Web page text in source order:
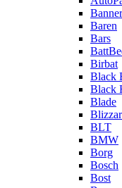
Banner
Baren
Bars
Birbat
Black
Black
Blade
BLT
BMW
Borg
Bosch
Bost